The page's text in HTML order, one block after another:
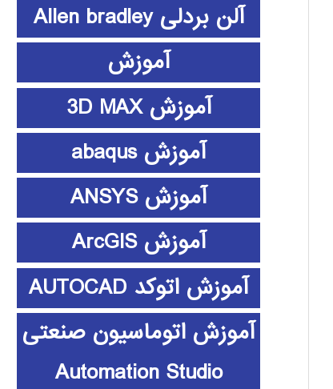
آلن بردلی Allen bradley
آموزش
آموزش 3D MAX
آموزش abaqus
آموزش ANSYS
آموزش ArcGIS
آموزش اتوکد AUTOCAD
آموزش اتوماسیون صنعتی
Automation Studio